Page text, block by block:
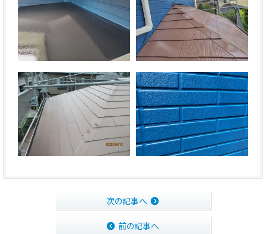
次の記事へ
前の記事へ